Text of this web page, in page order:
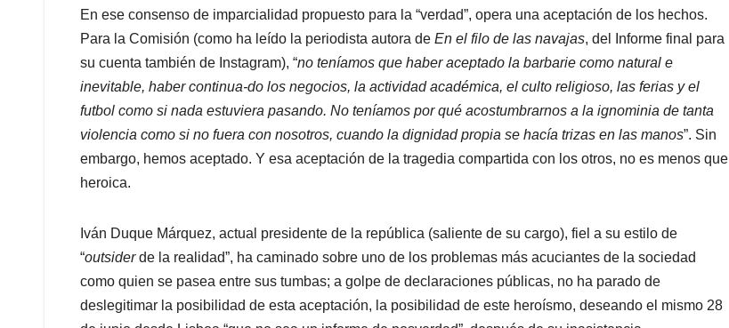
En ese consenso de imparcialidad propuesto para la “verdad”, opera una aceptación de los hechos.
Para la Comisión (como ha leído la periodista autora de En el filo de las navajas, del Informe final para
su cuenta también de Instagram), “no teníamos que haber aceptado la barbarie como natural e
inevitable, haber continua-do los negocios, la actividad académica, el culto religioso, las ferias y el
futbol como si nada estuviera pasando. No teníamos por qué acostumbrarnos a la ignominia de tanta
violencia como si no fuera con nosotros, cuando la dignidad propia se hacía trizas en las manos”. Sin
embargo, hemos aceptado. Y esa aceptación de la tragedia compartida con los otros, no es menos que
heroica.
Iván Duque Márquez, actual presidente de la república (saliente de su cargo), fiel a su estilo de
“outsiderde la realidad”, ha caminado sobre uno de los problemas más acuciantes de la sociedad
como quien se pasea entre sus tumbas; a golpe de declaraciones públicas, no ha parado de
deslegitimar la posibilidad de esta aceptación, la posibilidad de este heroísmo, deseando el mismo 28